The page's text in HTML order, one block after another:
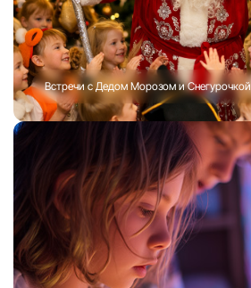
Встречи с Дедом Морозом и Снегурочкой